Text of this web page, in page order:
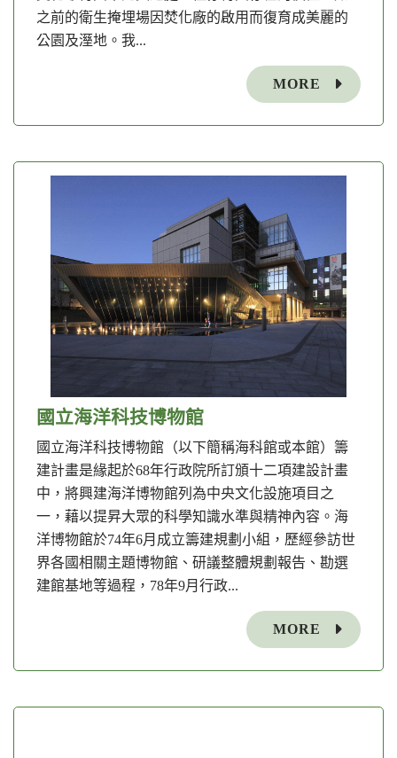
之前的衛生掩埋場因焚化廠的啟用而復育成美麗的
公園及溼地。我...
MORE
國立海洋科技博物館
國立海洋科技博物館（以下簡稱海科館或本館）籌
建計畫是緣起於68年行政院所訂頒十二項建設計畫
中，將興建海洋博物館列為中央文化設施項目之
一，藉以提昇大眾的科學知識水準與精神內容。海
洋博物館於74年6月成立籌建規劃小組，歷經參訪世
界各國相關主題博物館、研議整體規劃報告、勘選
建館基地等過程，78年9月行政...
MORE